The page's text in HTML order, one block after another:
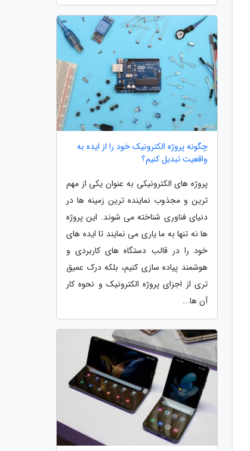
چگونه پروژه الکترونیک خود را از ایده به
واقعیت تبدیل کنیم؟
پروژه های الکترونیکی به عنوان یکی از مهم
ترین و مجذوب نماینده ترین زمینه ها در
دنیای فناوری شناخته می شوند. این پروژه
ها نه تنها به ما یاری می نمایند تا ایده های
خود را در قالب دستگاه های کاربردی و
هوشمند پیاده سازی کنیم، بلکه درک عمیق
تری از اجزای پروژه الکترونیک و نحوه کار
آن ها...